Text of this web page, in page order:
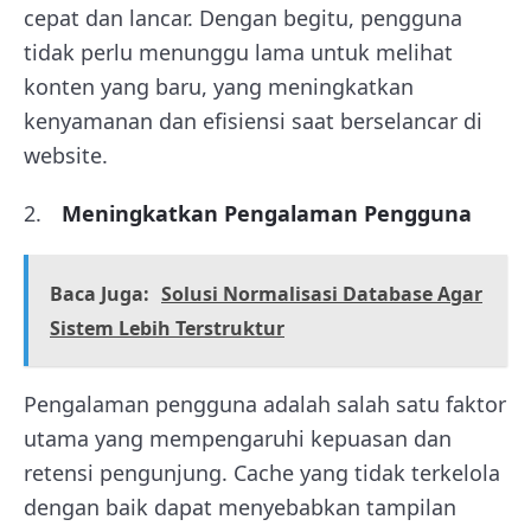
cepat dan lancar. Dengan begitu, pengguna
tidak perlu menunggu lama untuk melihat
konten yang baru, yang meningkatkan
kenyamanan dan efisiensi saat berselancar di
website.
Meningkatkan Pengalaman Pengguna
Baca Juga: Solusi Normalisasi Database Agar
Sistem Lebih Terstruktur
Pengalaman pengguna adalah salah satu faktor
utama yang mempengaruhi kepuasan dan
retensi pengunjung. Cache yang tidak terkelola
dengan baik dapat menyebabkan tampilan